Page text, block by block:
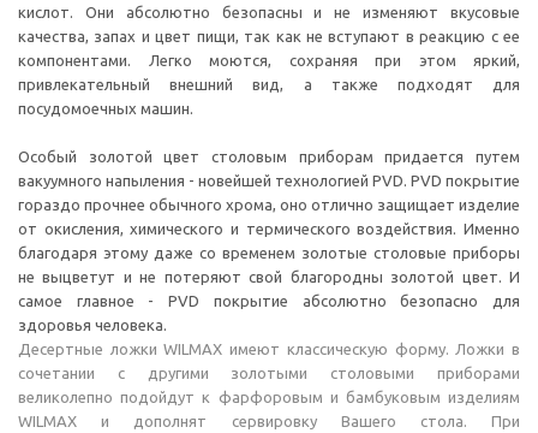
кислот. Они абсолютно безопасны и не изменяют вкусовые
качества, запах и цвет пищи, так как не вступают в реакцию с ее
компонентами. Легко моются, сохраняя при этом яркий,
привлекательный внешний вид, а также подходят для
посудомоечных машин.
Особый золотой цвет столовым приборам придается путем
вакуумного напыления - новейшей технологией PVD. PVD покрытие
гораздо прочнее обычного хрома, оно отлично защищает изделие
от окисления, химического и термического воздействия. Именно
благодаря этому даже со временем золотые столовые приборы
не выцветут и не потеряют свой благородны золотой цвет. И
самое главное - PVD покрытие абсолютно безопасно для
здоровья человека.
Десертные ложки WILMAX имеют классическую форму. Ложки в
сочетании с другими золотыми столовыми приборами
великолепно подойдут к фарфоровым и бамбуковым изделиям
WILMAX и дополнят сервировку Вашего стола. При